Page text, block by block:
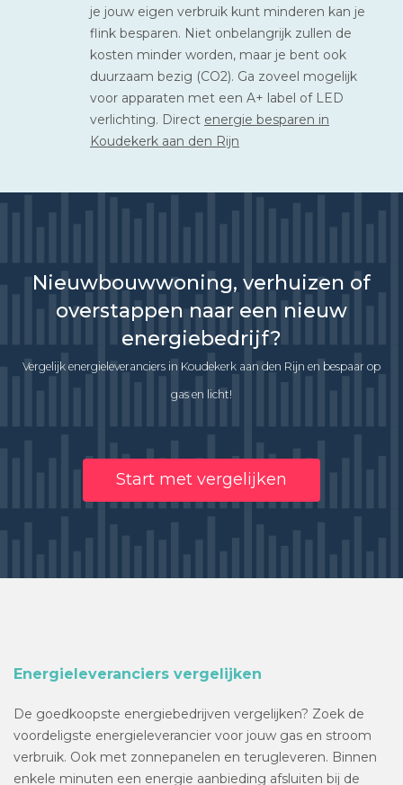
je jouw eigen verbruik kunt minderen kan je
flink besparen. Niet onbelangrijk zullen de
kosten minder worden, maar je bent ook
duurzaam bezig (CO2). Ga zoveel mogelijk
voor apparaten met een A+ label of LED
verlichting. Direct energie besparen in
Koudekerk aan den Rijn
Nieuwbouwwoning, verhuizen of
overstappen naar een nieuw
energiebedrijf?
Vergelijk energieleveranciers in Koudekerk aan den Rijn en bespaar op
gas en licht!
Start met vergelijken
Energieleveranciers vergelijken
De goedkoopste energiebedrijven vergelijken? Zoek de
voordeligste energieleverancier voor jouw gas en stroom
verbruik. Ook met zonnepanelen en terugleveren. Binnen
enkele minuten een energie aanbieding afsluiten bij de